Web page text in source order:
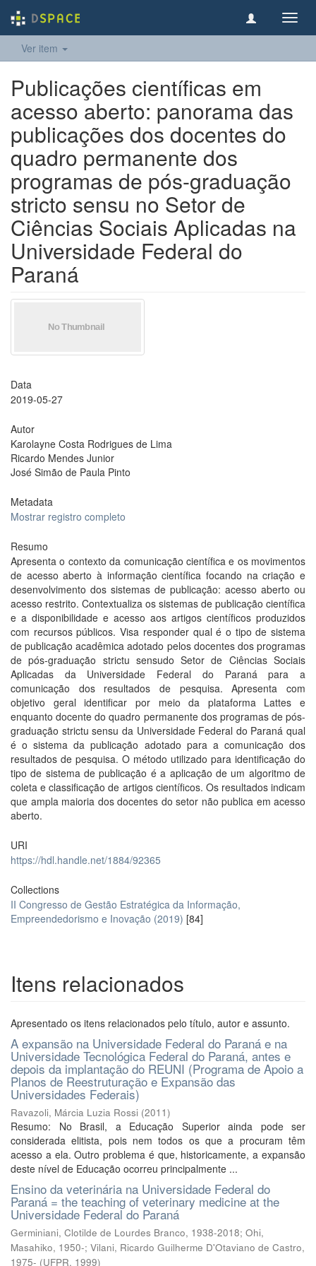
Ver item
Publicações científicas em
acesso aberto: panorama das
publicações dos docentes do
quadro permanente dos
programas de pós-graduação
stricto sensu no Setor de
Ciências Sociais Aplicadas na
Universidade Federal do
Paraná
Data
2019-05-27
Autor
Karolayne Costa Rodrigues de Lima
Ricardo Mendes Junior
José Simão de Paula Pinto
Metadata
Mostrar registro completo
Resumo
Apresenta o contexto da comunicação científica e os movimentos
de acesso aberto à informação científica focando na criação e
desenvolvimento dos sistemas de publicação: acesso aberto ou
acesso restrito. Contextualiza os sistemas de publicação científica
e a disponibilidade e acesso aos artigos científicos produzidos
com recursos públicos. Visa responder qual é o tipo de sistema
de publicação acadêmica adotado pelos docentes dos programas
de pós-graduação strictu sensudo Setor de Ciências Sociais
Aplicadas da Universidade Federal do Paraná para a
comunicação dos resultados de pesquisa. Apresenta com
objetivo geral identificar por meio da plataforma Lattes e
enquanto docente do quadro permanente dos programas de pós-
graduação strictu sensu da Universidade Federal do Paraná qual
é o sistema da publicação adotado para a comunicação dos
resultados de pesquisa. O método utilizado para identificação do
tipo de sistema de publicação é a aplicação de um algoritmo de
coleta e classificação de artigos científicos. Os resultados indicam
que ampla maioria dos docentes do setor não publica em acesso
aberto.
URI
https://hdl.handle.net/1884/92365
Collections
II Congresso de Gestão Estratégica da Informação,
Empreendedorismo e Inovação (2019) [84]
Itens relacionados
Apresentado os itens relacionados pelo título, autor e assunto.
A expansão na Universidade Federal do Paraná e na
Universidade Tecnológica Federal do Paraná, antes e
depois da implantação do REUNI (Programa de Apoio a
Planos de Reestruturação e Expansão das
Universidades Federais)
Ravazoli, Márcia Luzia Rossi (2011)
Resumo: No Brasil, a Educação Superior ainda pode ser
considerada elitista, pois nem todos os que a procuram têm
acesso a ela. Outro problema é que, historicamente, a expansão
deste nível de Educação ocorreu principalmente ...
Ensino da veterinária na Universidade Federal do
Paraná = the teaching of veterinary medicine at the
Universidade Federal do Paraná
Germiniani, Clotilde de Lourdes Branco, 1938-2018; Ohi,
Masahiko, 1950-; Vilani, Ricardo Guilherme D'Otaviano de Castro,
1975- (UFPR, 1999)